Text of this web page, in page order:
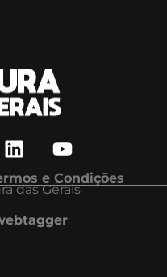
e Condições
das Gerais